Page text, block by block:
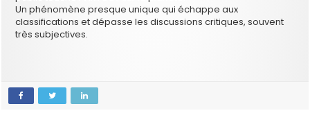
Un phénomène presque unique qui échappe aux
classifications et dépasse les discussions critiques, souvent
très subjectives.